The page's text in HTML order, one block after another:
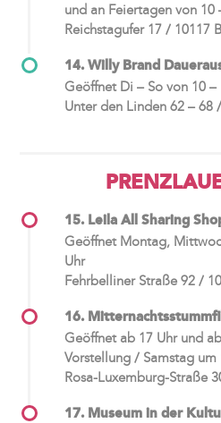
und an Feiertagen von 10
Reichstagufer 17 / 10117
14. Willy Brand
Geöffnet Di – So von 10 –
Unter den Linden 62 – 68
15. Leila All Sharing
Geöffnet Montag,
Uhr
Fehrbelliner Straße 92 /
16.
Geöffnet ab 17 Uhr und
Vorstellung / Samstag
Rosa-Luxemburg-Straße
17. Museum in der